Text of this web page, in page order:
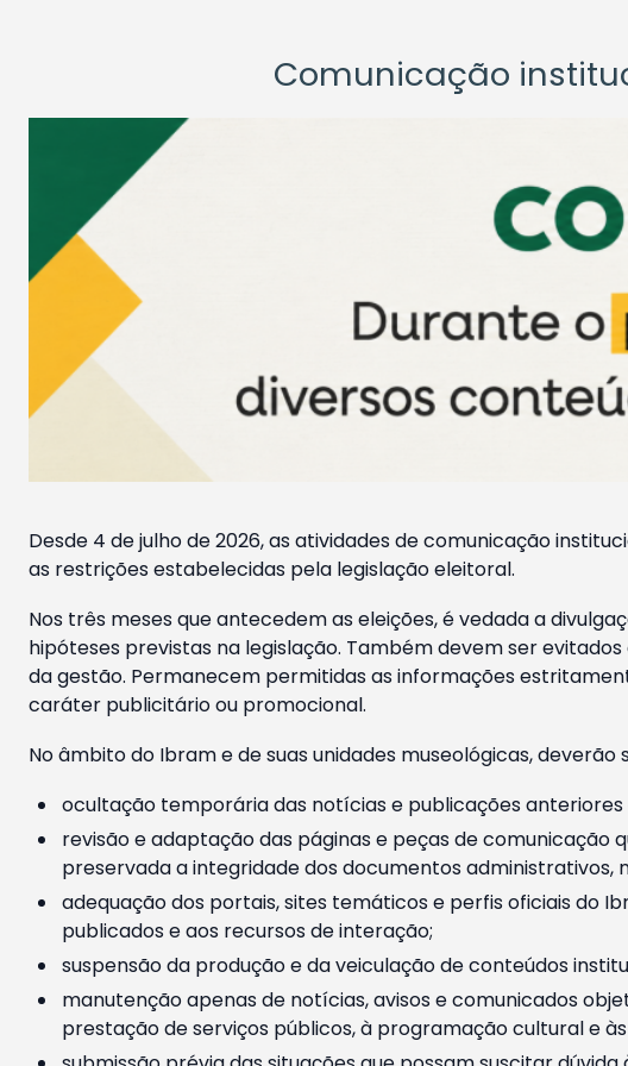
Comunicação
Desde 4 de julho de 2026, as atividades de comunicação
as restrições estabelecidas pela legislação eleitoral.
Nos três meses que antecedem as eleições, é vedada a
hipóteses previstas na legislação. Também devem ser
da gestão. Permanecem permitidas as informações
caráter publicitário ou promocional.
No âmbito do Ibram e de suas unidades museológicas,
ocultação temporária das notícias e publicações
revisão e adaptação das páginas e peças de comunicação
preservada a integridade dos documentos administrativos,
adequação dos portais, sites temáticos e perfis oficiais do
publicados e aos recursos de interação;
suspensão da produção e da veiculação de conteúdos
manutenção apenas de notícias, avisos e comunicados
prestação de serviços públicos, à programação cultural e